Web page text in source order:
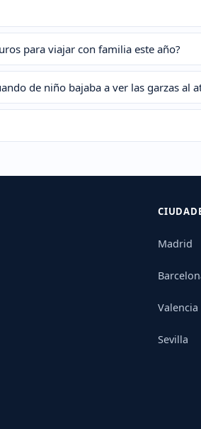
para viajar con familia este año?
de niño bajaba a ver las garzas al
Madrid
Valencia
Sevilla